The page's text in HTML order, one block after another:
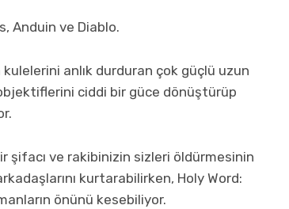
Anduin ve Diablo.
anlık durduran çok güçlü uzun
ciddi bir güce dönüştürüp
şifacı ve rakibinizin sizleri öldürmesinin
kurtarabilirken, Holy Word:
önünü kesebiliyor.